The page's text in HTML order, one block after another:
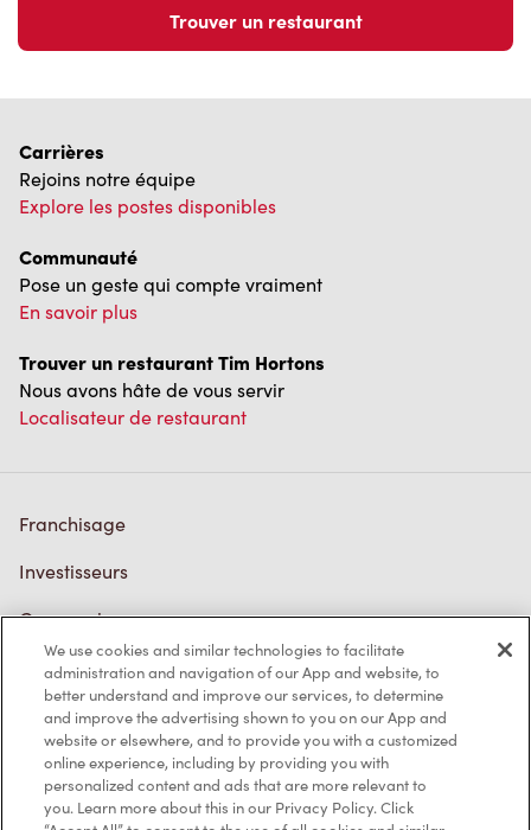
Trouver un restaurant
Carrières
Rejoins notre équipe
Explore les postes disponibles
Communauté
Pose un geste qui compte vraiment
En savoir plus
Trouver un restaurant Tim Hortons
Nous avons hâte de vous servir
Localisateur de restaurant
Franchisage
Investisseurs
Communiquer avec nous
Foire aux questions
Politique de confidentialité
Conditions de service
We use cookies and similar technologies to facilitate
administration and navigation of our App and website, to
better understand and improve our services, to determine
and improve the advertising shown to you on our App and
website or elsewhere, and to provide you with a customized
online experience, including by providing you with
personalized content and ads that are more relevant to
you. Learn more about this in our Privacy Policy. Click